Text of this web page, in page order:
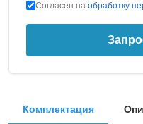
Согласен на обработку
Комплектация